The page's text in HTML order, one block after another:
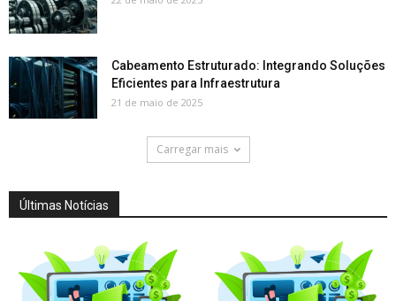
Cabeamento Estruturado: Integrando Soluções
Eficientes para Infraestrutura
21 de maio de 2025
Carregar mais
Últimas Notícias